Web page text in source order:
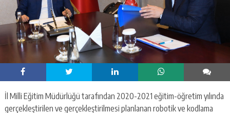
İl Milli Eğitim Müdürlüğü tarafından 2020-2021 eğitim-öğretim yılında
gerçekleştirilen ve gerçekleştirilmesi planlanan robotik ve kodlama